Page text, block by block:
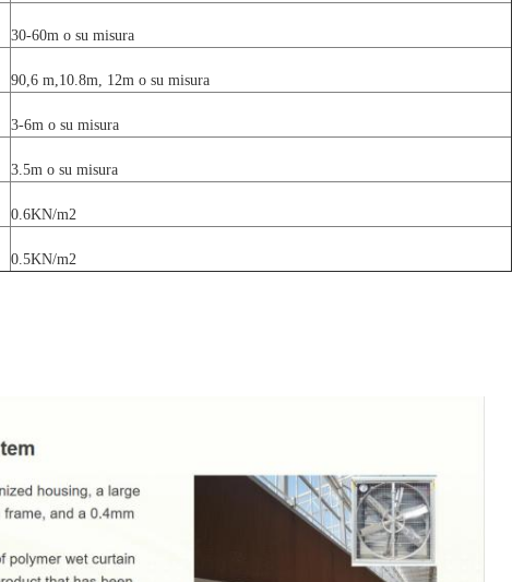
30-60m o su misura
90,6 m,10.8m, 12m o su misura
3-6m o su misura
3.5m o su misura
0.6KN/m2
0.5KN/m2